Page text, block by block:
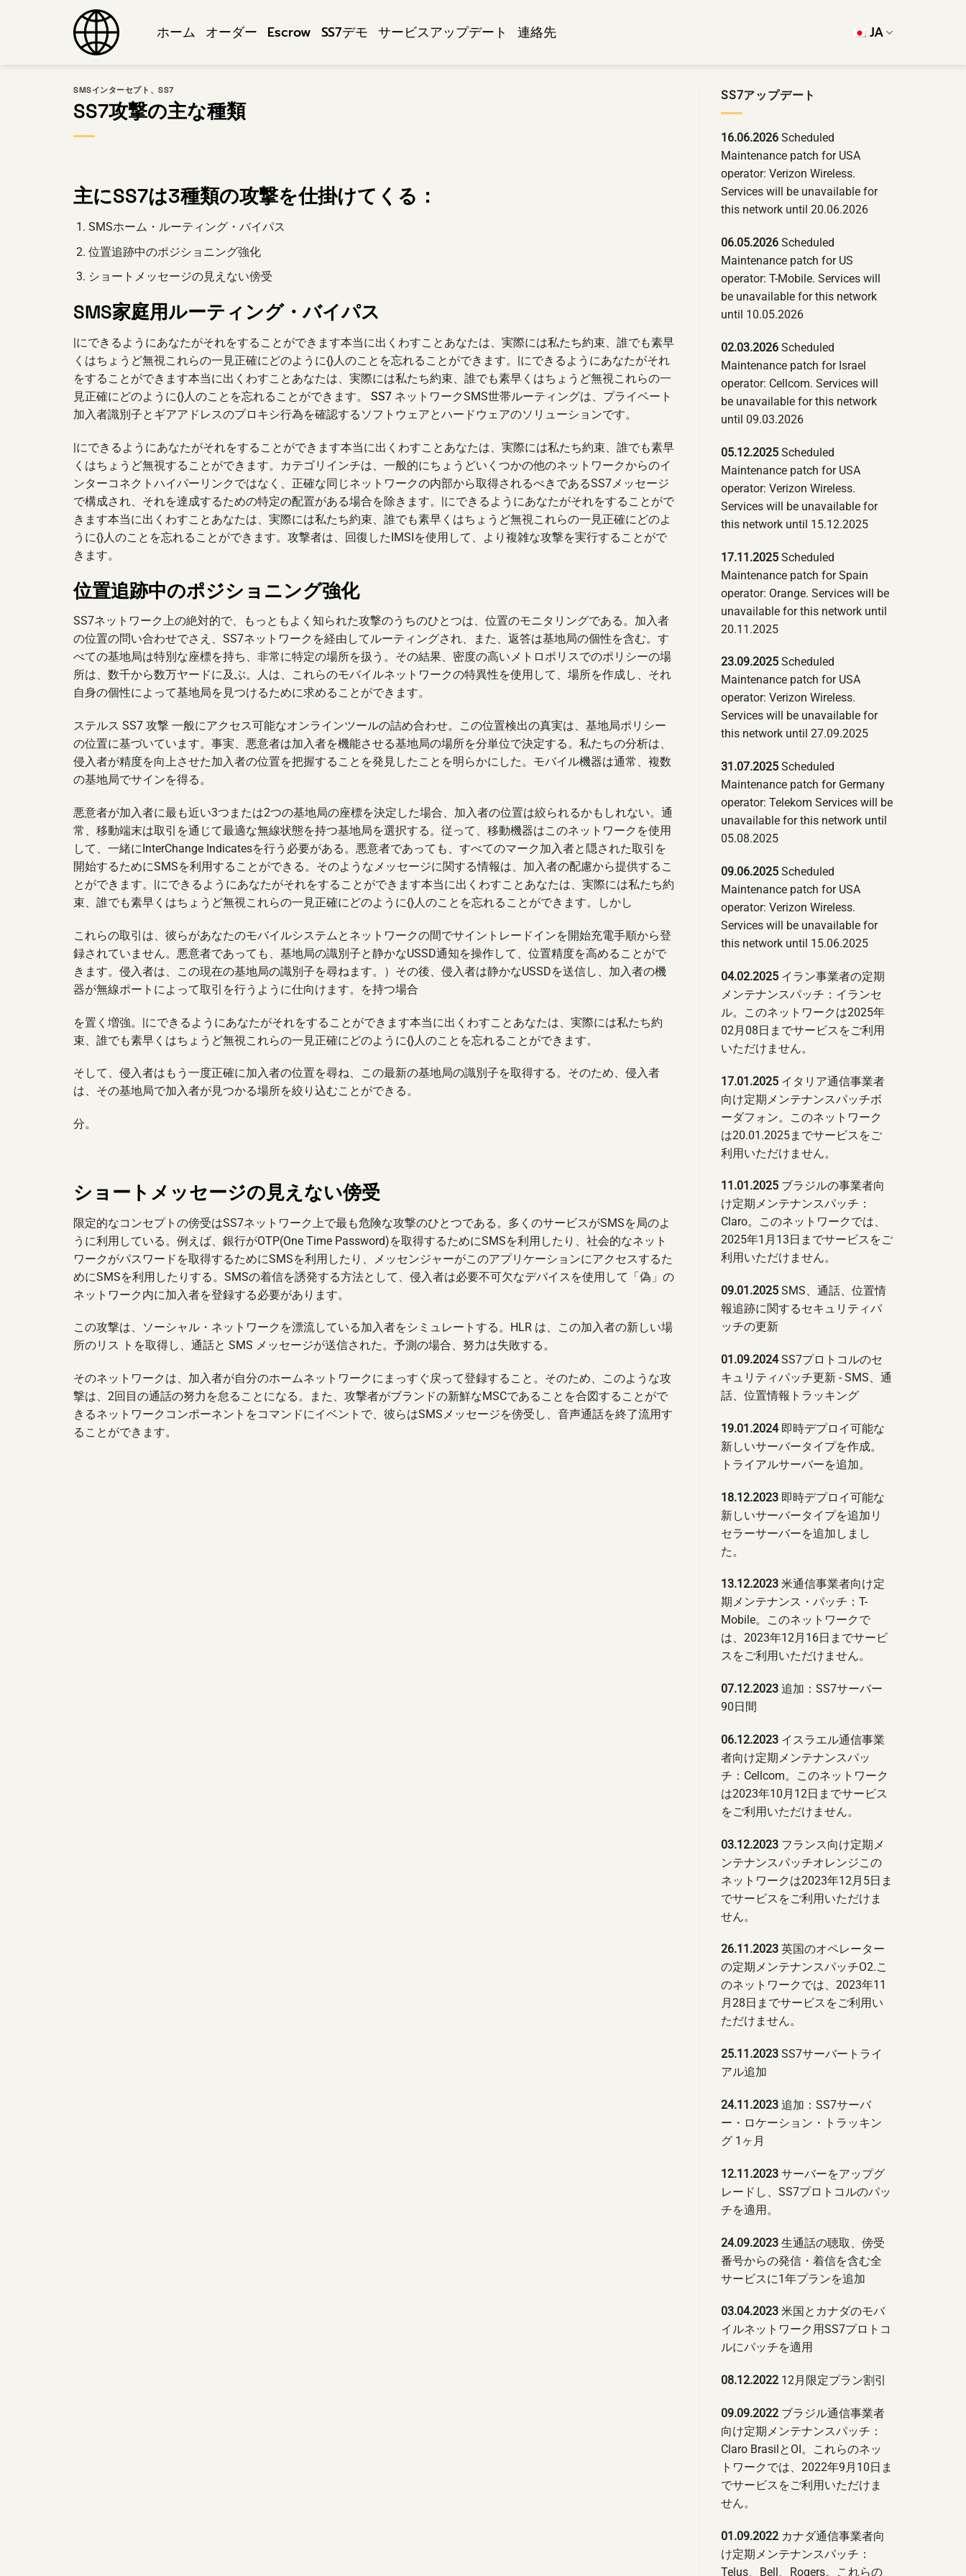
ホーム オーダー Escrow SS7デモ サービスアップデート 連絡先 JA
SMSインターセプト 、SS7
SS7攻撃の主な種類
主にSS7は3種類の攻撃を仕掛けてくる：
SMSホーム・ルーティング・バイパス
位置追跡中のポジショニング強化
ショートメッセージの見えない傍受
SMS家庭用ルーティング・バイパス
|にできるようにあなたがそれをすることができます本当に出くわすことあなたは、実際には私たち約束、誰でも素早
くはちょうど無視これらの一見正確にどのように{}人のことを忘れることができます。|にできるようにあなたがそれ
をすることができます本当に出くわすことあなたは、実際には私たち約束、誰でも素早くはちょうど無視これらの一
見正確にどのように{}人のことを忘れることができます。 SS7 ネットワークSMS世帯ルーティングは、プライベート
加入者識別子とギアアドレスのプロキシ行為を確認するソフトウェアとハードウェアのソリューションです。
|にできるようにあなたがそれをすることができます本当に出くわすことあなたは、実際には私たち約束、誰でも素早
くはちょうど無視することができます。カテゴリインチは、一般的にちょうどいくつかの他のネットワークからのイ
ンターコネクトハイパーリンクではなく、正確な同じネットワークの内部から取得されるべきであるSS7メッセージ
で構成され、それを達成するための特定の配置がある場合を除きます。|にできるようにあなたがそれをすることがで
きます本当に出くわすことあなたは、実際には私たち約束、誰でも素早くはちょうど無視これらの一見正確にどのよ
うに{}人のことを忘れることができます。攻撃者は、回復したIMSIを使用して、より複雑な攻撃を実行することがで
きます。
位置追跡中のポジショニング強化
SS7ネットワーク上の絶対的で、もっともよく知られた攻撃のうちのひとつは、位置のモニタリングである。加入者
の位置の問い合わせでさえ、SS7ネットワークを経由してルーティングされ、また、返答は基地局の個性を含む。す
べての基地局は特別な座標を持ち、非常に特定の場所を扱う。その結果、密度の高いメトロポリスでのポリシーの場
所は、数千から数万ヤードに及ぶ。人は、これらのモバイルネットワークの特異性を使用して、場所を作成し、それ
自身の個性によって基地局を見つけるために求めることができます。
ステルス SS7 攻撃 一般にアクセス可能なオンラインツールの詰め合わせ。この位置検出の真実は、基地局ポリシー
の位置に基づいています。事実、悪意者は加入者を機能させる基地局の場所を分単位で決定する。私たちの分析は、
侵入者が精度を向上させた加入者の位置を把握することを発見したことを明らかにした。モバイル機器は通常、複数
の基地局でサインを得る。
悪意者が加入者に最も近い3つまたは2つの基地局の座標を決定した場合、加入者の位置は絞られるかもしれない。通
常、移動端末は取引を通じて最適な無線状態を持つ基地局を選択する。従って、移動機器はこのネットワークを使用
して、一緒にInterChange Indicatesを行う必要がある。悪意者であっても、すべてのマーク加入者と隠された取引を
開始するためにSMSを利用することができる。そのようなメッセージに関する情報は、加入者の配慮から提供するこ
とができます。|にできるようにあなたがそれをすることができます本当に出くわすことあなたは、実際には私たち約
束、誰でも素早くはちょうど無視これらの一見正確にどのように{}人のことを忘れることができます。しかし
これらの取引は、彼らがあなたのモバイルシステムとネットワークの間でサイントレードインを開始充電手順から登
録されていません。悪意者であっても、基地局の識別子と静かなUSSD通知を操作して、位置精度を高めることがで
きます。侵入者は、この現在の基地局の識別子を尋ねます。）その後、侵入者は静かなUSSDを送信し、加入者の機
器が無線ポートによって取引を行うように仕向けます。を持つ場合
を置く増強。|にできるようにあなたがそれをすることができます本当に出くわすことあなたは、実際には私たち約
束、誰でも素早くはちょうど無視これらの一見正確にどのように{}人のことを忘れることができます。
そして、侵入者はもう一度正確に加入者の位置を尋ね、この最新の基地局の識別子を取得する。そのため、侵入者
は、その基地局で加入者が見つかる場所を絞り込むことができる。
分。
ショートメッセージの見えない傍受
限定的なコンセプトの傍受はSS7ネットワーク上で最も危険な攻撃のひとつである。多くのサービスがSMSを局のよ
うに利用している。例えば、銀行がOTP(One Time Password)を取得するためにSMSを利用したり、社会的なネット
ワークがパスワードを取得するためにSMSを利用したり、メッセンジャーがこのアプリケーションにアクセスするた
めにSMSを利用したりする。SMSの着信を誘発する方法として、侵入者は必要不可欠なデバイスを使用して「偽」の
ネットワーク内に加入者を登録する必要があります。
この攻撃は、ソーシャル・ネットワークを漂流している加入者をシミュレートする。HLR は、この加入者の新しい場
所のリス トを取得し、通話と SMS メッセージが送信された。予測の場合、努力は失敗する。
そのネットワークは、加入者が自分のホームネットワークにまっすぐ戻って登録すること。そのため、このような攻
撃は、2回目の通話の努力を怠ることになる。また、攻撃者がブランドの新鮮なMSCであることを合図することがで
きるネットワークコンポーネントをコマンドにイベントで、彼らはSMSメッセージを傍受し、音声通話を終了流用す
ることができます。
SS7アップデート
16.06.2026 Scheduled
Maintenance patch for USA
operator: Verizon Wireless.
Services will be unavailable for
this network until 20.06.2026
06.05.2026 Scheduled
Maintenance patch for US
operator: T-Mobile. Services will
be unavailable for this network
until 10.05.2026
02.03.2026 Scheduled
Maintenance patch for Israel
operator: Cellcom. Services will
be unavailable for this network
until 09.03.2026
05.12.2025 Scheduled
Maintenance patch for USA
operator: Verizon Wireless.
Services will be unavailable for
this network until 15.12.2025
17.11.2025 Scheduled
Maintenance patch for Spain
operator: Orange. Services will be
unavailable for this network until
20.11.2025
23.09.2025 Scheduled
Maintenance patch for USA
operator: Verizon Wireless.
Services will be unavailable for
this network until 27.09.2025
31.07.2025 Scheduled
Maintenance patch for Germany
operator: Telekom Services will be
unavailable for this network until
05.08.2025
09.06.2025 Scheduled
Maintenance patch for USA
operator: Verizon Wireless.
Services will be unavailable for
this network until 15.06.2025
04.02.2025 イラン事業者の定期
メンテナンスパッチ：イランセ
ル。このネットワークは2025年
02月08日までサービスをご利用
いただけません。
17.01.2025 イタリア通信事業者
向け定期メンテナンスパッチボ
ーダフォン。このネットワーク
は20.01.2025までサービスをご
利用いただけません。
11.01.2025 ブラジルの事業者向
け定期メンテナンスパッチ：
Claro。このネットワークでは、
2025年1月13日までサービスをご
利用いただけません。
09.01.2025 SMS、通話、位置情
報追跡に関するセキュリティパ
ッチの更新
01.09.2024SS7プロトコルのセ
キュリティパッチ更新 - SMS、通
話、位置情報トラッキング
19.01.2024即時デプロイ可能な
新しいサーバータイプを作成。
トライアルサーバーを追加。
18.12.2023 即時デプロイ可能な
新しいサーバータイプを追加リ
セラーサーバーを追加しまし
た。
13.12.2023 米通信事業者向け定
期メンテナンス・パッチ：T-
Mobile。このネットワークで
は、2023年12月16日までサービ
スをご利用いただけません。
07.12.2023 追加：SS7サーバー
90日間
06.12.2023 イスラエル通信事業
者向け定期メンテナンスパッ
チ：Cellcom。このネットワーク
は2023年10月12日までサービス
をご利用いただけません。
03.12.2023 フランス向け定期メ
ンテナンスパッチオレンジこの
ネットワークは2023年12月5日ま
でサービスをご利用いただけま
せん。
26.11.2023 英国のオペレーター
の定期メンテナンスパッチO2.こ
のネットワークでは、2023年11
月28日までサービスをご利用い
ただけません。
25.11.2023 SS7サーバートライ
アル追加
24.11.2023 追加：SS7サーバ
ー・ロケーション・トラッキン
グ 1ヶ月
12.11.2023 サーバーをアップグ
レードし、SS7プロトコルのパッ
チを適用。
24.09.2023 生通話の聴取、傍受
番号からの発信・着信を含む全
サービスに1年プランを追加
03.04.2023 米国とカナダのモバ
イルネットワーク用SS7プロトコ
ルにパッチを適用
08.12.2022 12月限定プラン割引
09.09.2022 ブラジル通信事業者
向け定期メンテナンスパッチ：
Claro BrasilとOI。これらのネッ
トワークでは、2022年9月10日ま
でサービスをご利用いただけま
せん。
01.09.2022 カナダ通信事業者向
け定期メンテナンスパッチ：
Telus、Bell、Rogers。これらの